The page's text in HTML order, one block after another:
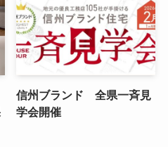
信州ブランド 全県一斉見
学会開催